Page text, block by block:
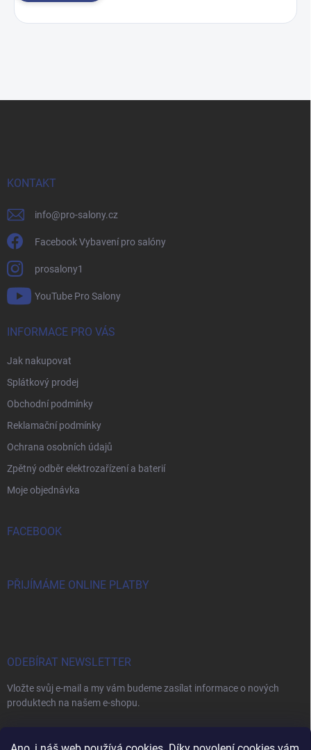
KONTAKT
info@pro-salony.cz
Facebook Vybavení pro salóny
prosalony1
YouTube Pro Salony
INFORMACE PRO VÁS
Jak nakupovat
Splátkový prodej
Obchodní podmínky
Reklamační podmínky
Ochrana osobních údajů
Zpětný odběr elektrozařízení a baterií
Moje objednávka
FACEBOOK
PŘIJÍMÁME ONLINE PLATBY
ODEBÍRAT NEWSLETTER
Vložte svůj e-mail a my vám budeme zasílat informace o nových
produktech na našem e-shopu.
E-MAIL